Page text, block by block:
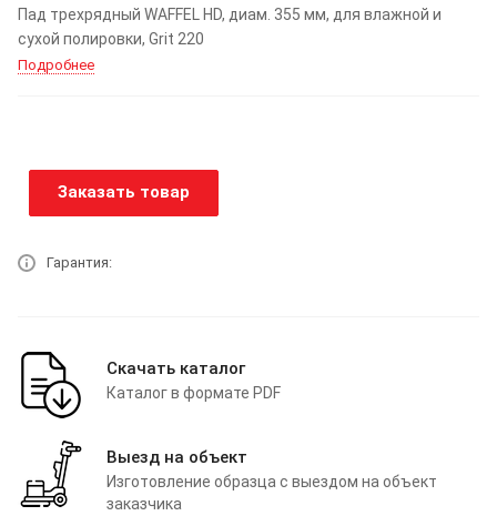
Пад трехрядный WAFFEL HD, диам. 355 мм, для влажной и
сухой полировки, Grit 220
Подробнее
Заказать товар
Гарантия:
Скачать каталог
Каталог в формате PDF
Выезд на объект
Изготовление образца с выездом на объект
заказчика